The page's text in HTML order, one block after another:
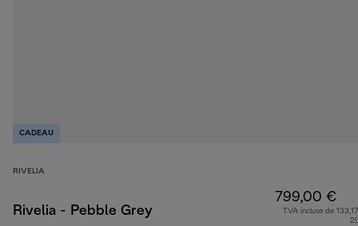
CADEAU
RIVELIA
Rivelia - Pebble Grey
799,00 €
TVA incluse de